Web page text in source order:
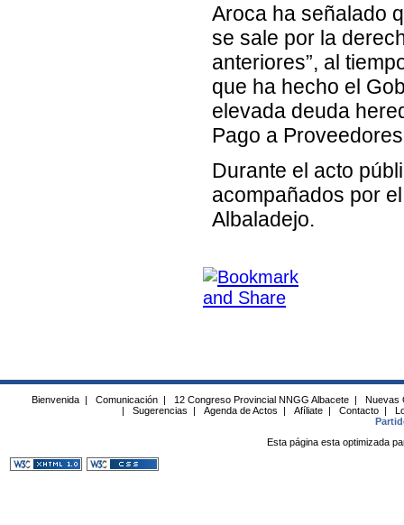
Aroca ha señalado
se sale por la
anteriores”, al
que ha hecho el
elevada deuda
Pago a
Durante el acto
acompañados por
Albaladejo.
Bienvenida | Comunicación | 12 Congreso Provincial NNGG Albacete |
Nuevas
|
Sugerencias | Agenda de Actos | Afíliate | Contacto |
Esta página esta optimizada